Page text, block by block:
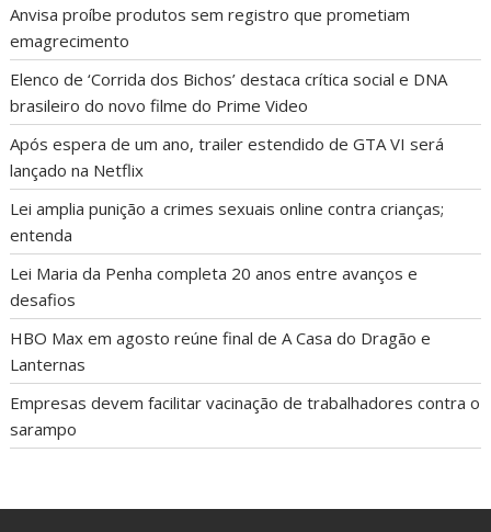
Anvisa proíbe produtos sem registro que prometiam
emagrecimento
Elenco de ‘Corrida dos Bichos’ destaca crítica social e DNA
brasileiro do novo filme do Prime Video
Após espera de um ano, trailer estendido de GTA VI será
lançado na Netflix
Lei amplia punição a crimes sexuais online contra crianças;
entenda
Lei Maria da Penha completa 20 anos entre avanços e
desafios
HBO Max em agosto reúne final de A Casa do Dragão e
Lanternas
Empresas devem facilitar vacinação de trabalhadores contra o
sarampo